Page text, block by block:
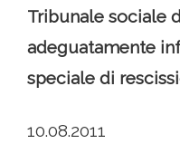
Tribunale sociale
adeguatamente
speciale di
10.08.2011